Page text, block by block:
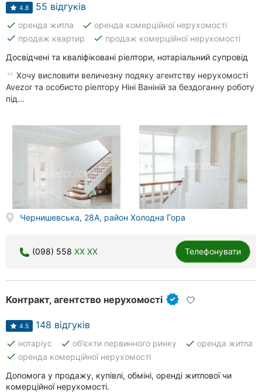
4.8 55 відгуків
done оренда житла done оренда комерційної нерухомості
done продаж квартир done продаж комерційної нерухомості
Досвідчені та кваліфіковані ріелтори, нотаріальний супровід
Хочу висловити величезну подяку агентству нерухомості
Avezor та особисто ріелтору Ніні Ваніній за бездоганну роботу
під...
Чернишевська, 28А, район Холодна Гора
(098) 558 XX XX Телефонувати
Контракт, агентство нерухомості
4.5 148 відгуків
done нотаріус done об'єкти первинного ринку done оренда житла
done оренда комерційної нерухомості
Допомога у продажу, купівлі, обміні, оренді житлової чи
комерційної нерухомості.